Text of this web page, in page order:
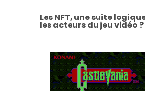
Les NFT, une suite
les acteurs du jeu vidéo ?